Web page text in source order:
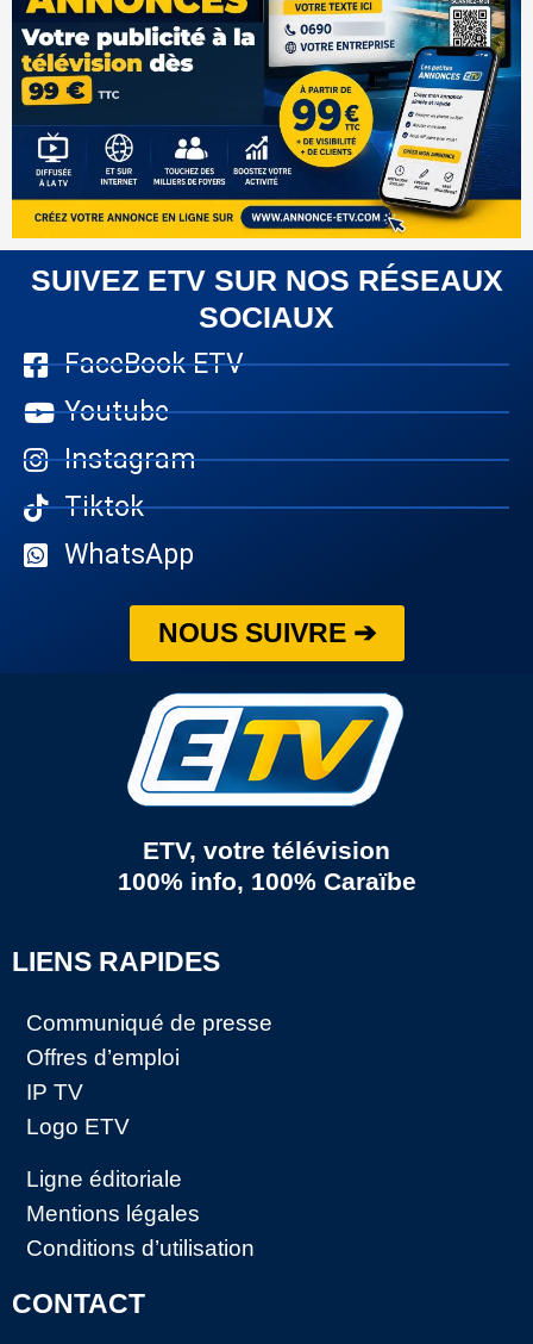
SUIVEZ ETV SUR NOS RÉSEAUX
SOCIAUX
FaceBook ETV
Youtube
Instagram
Tiktok
WhatsApp
NOUS SUIVRE ➔
ETV, votre télévision
100% info, 100% Caraïbe
LIENS RAPIDES
Communiqué de presse
Offres d’emploi
IP TV
Logo ETV
Ligne éditoriale
Mentions légales
Conditions d’utilisation
CONTACT